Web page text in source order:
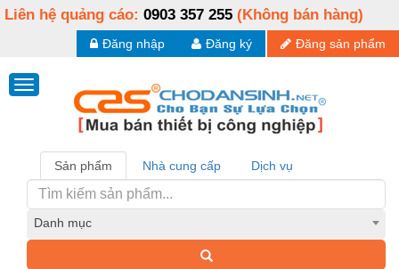
Liên hệ quảng cáo: 0903 357 255 (Không bán hàng)
Đăng sản phẩm
Đăng ký
Đăng nhập
Sản phẩm Nhà cung cấp Dịch vụ
Danh mục